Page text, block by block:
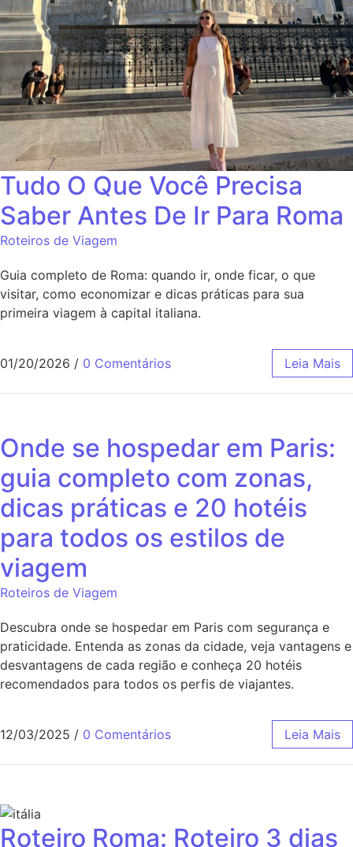
Tudo O Que Você Precisa
Saber Antes De Ir Para Roma
Roteiros de Viagem
Guia completo de Roma: quando ir, onde ficar, o que
visitar, como economizar e dicas práticas para sua
primeira viagem à capital italiana.
01/20/2026 / 0 Comentários Leia Mais
Onde se hospedar em Paris:
guia completo com zonas,
dicas práticas e 20 hotéis
para todos os estilos de
viagem
Roteiros de Viagem
Descubra onde se hospedar em Paris com segurança e
praticidade. Entenda as zonas da cidade, veja vantagens e
desvantagens de cada região e conheça 20 hotéis
recomendados para todos os perfis de viajantes.
12/03/2025 / 0 Comentários Leia Mais
Roteiro Roma: Roteiro 3 dias